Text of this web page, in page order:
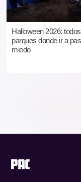
Halloween 2026:
parques donde ir a
miedo